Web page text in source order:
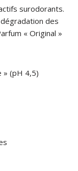
surodorants.
des
« Original »
» (pH 4,5)